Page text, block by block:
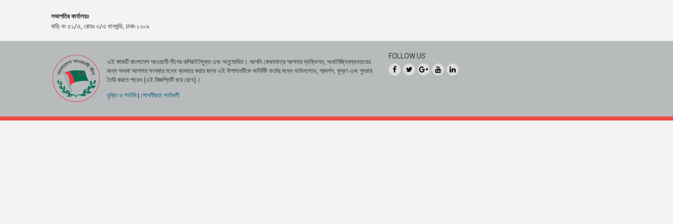
সভাপতির কার্যালয়ঃ
বাড়ি নং ৫১/এ, রোডঃ ৩/এ ধানমন্ডি, ঢাকা-১২০৯
এই কাজটি বাংলাদেশ আওয়ামী লীগের কপিরাইটযুক্ত এবং অনুমোদিত। আপনি কেবলমাত্র আপনার ব্যক্তিগত, অবাণিজ্যিকব্যবহারের
জন্য অথবা আপনার সংস্থার মধ্যে ব্যবহার করার জন্য এই উপাদানটিকে অনির্দিষ্ট ফর্মের মধ্যে ডাউনলোড, প্রদর্শন, মুদ্রণ এবং পুনরায়
তৈরি করতে পারেন (এই বিজ্ঞপ্তিটি ধরে রেখে)।
চুক্তি ও শর্তাদি|গোপনীয়তা শর্তাবলী
FOLLOW US